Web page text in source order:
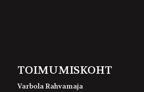
TOIMUMISKOHT
Varbola Rahvamaja